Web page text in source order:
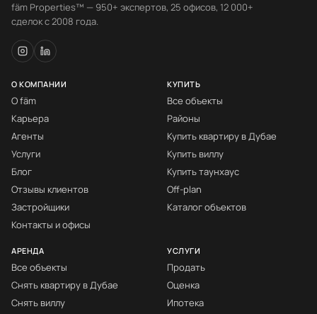
fäm Properties™ — 950+ экспертов, 25 офисов, 12 000+
сделок с 2008 года.
О КОМПАНИИ
О fäm
Карьера
Агенты
Услуги
Блог
Отзывы клиентов
Застройщики
Контакты и офисы
КУПИТЬ
Все объекты
Районы
Купить квартиру в Дубае
Купить виллу
Купить таунхаус
Off-plan
Каталог объектов
АРЕНДА
Все объекты
Снять квартиру в Дубае
Снять виллу
УСЛУГИ
Продать
Оценка
Ипотека